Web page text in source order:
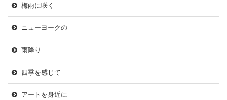
梅雨に咲く
ニューヨークの
雨降り
四季を感じて
アートを身近に